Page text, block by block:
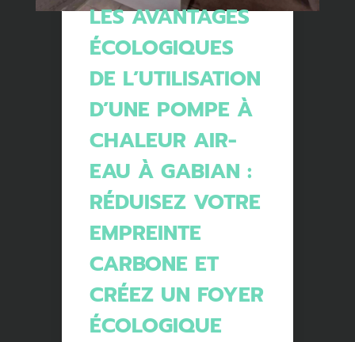
LES AVANTAGES
ÉCOLOGIQUES
DE L’UTILISATION
D’UNE POMPE À
CHALEUR AIR-
EAU À GABIAN :
RÉDUISEZ VOTRE
EMPREINTE
CARBONE ET
CRÉEZ UN FOYER
ÉCOLOGIQUE